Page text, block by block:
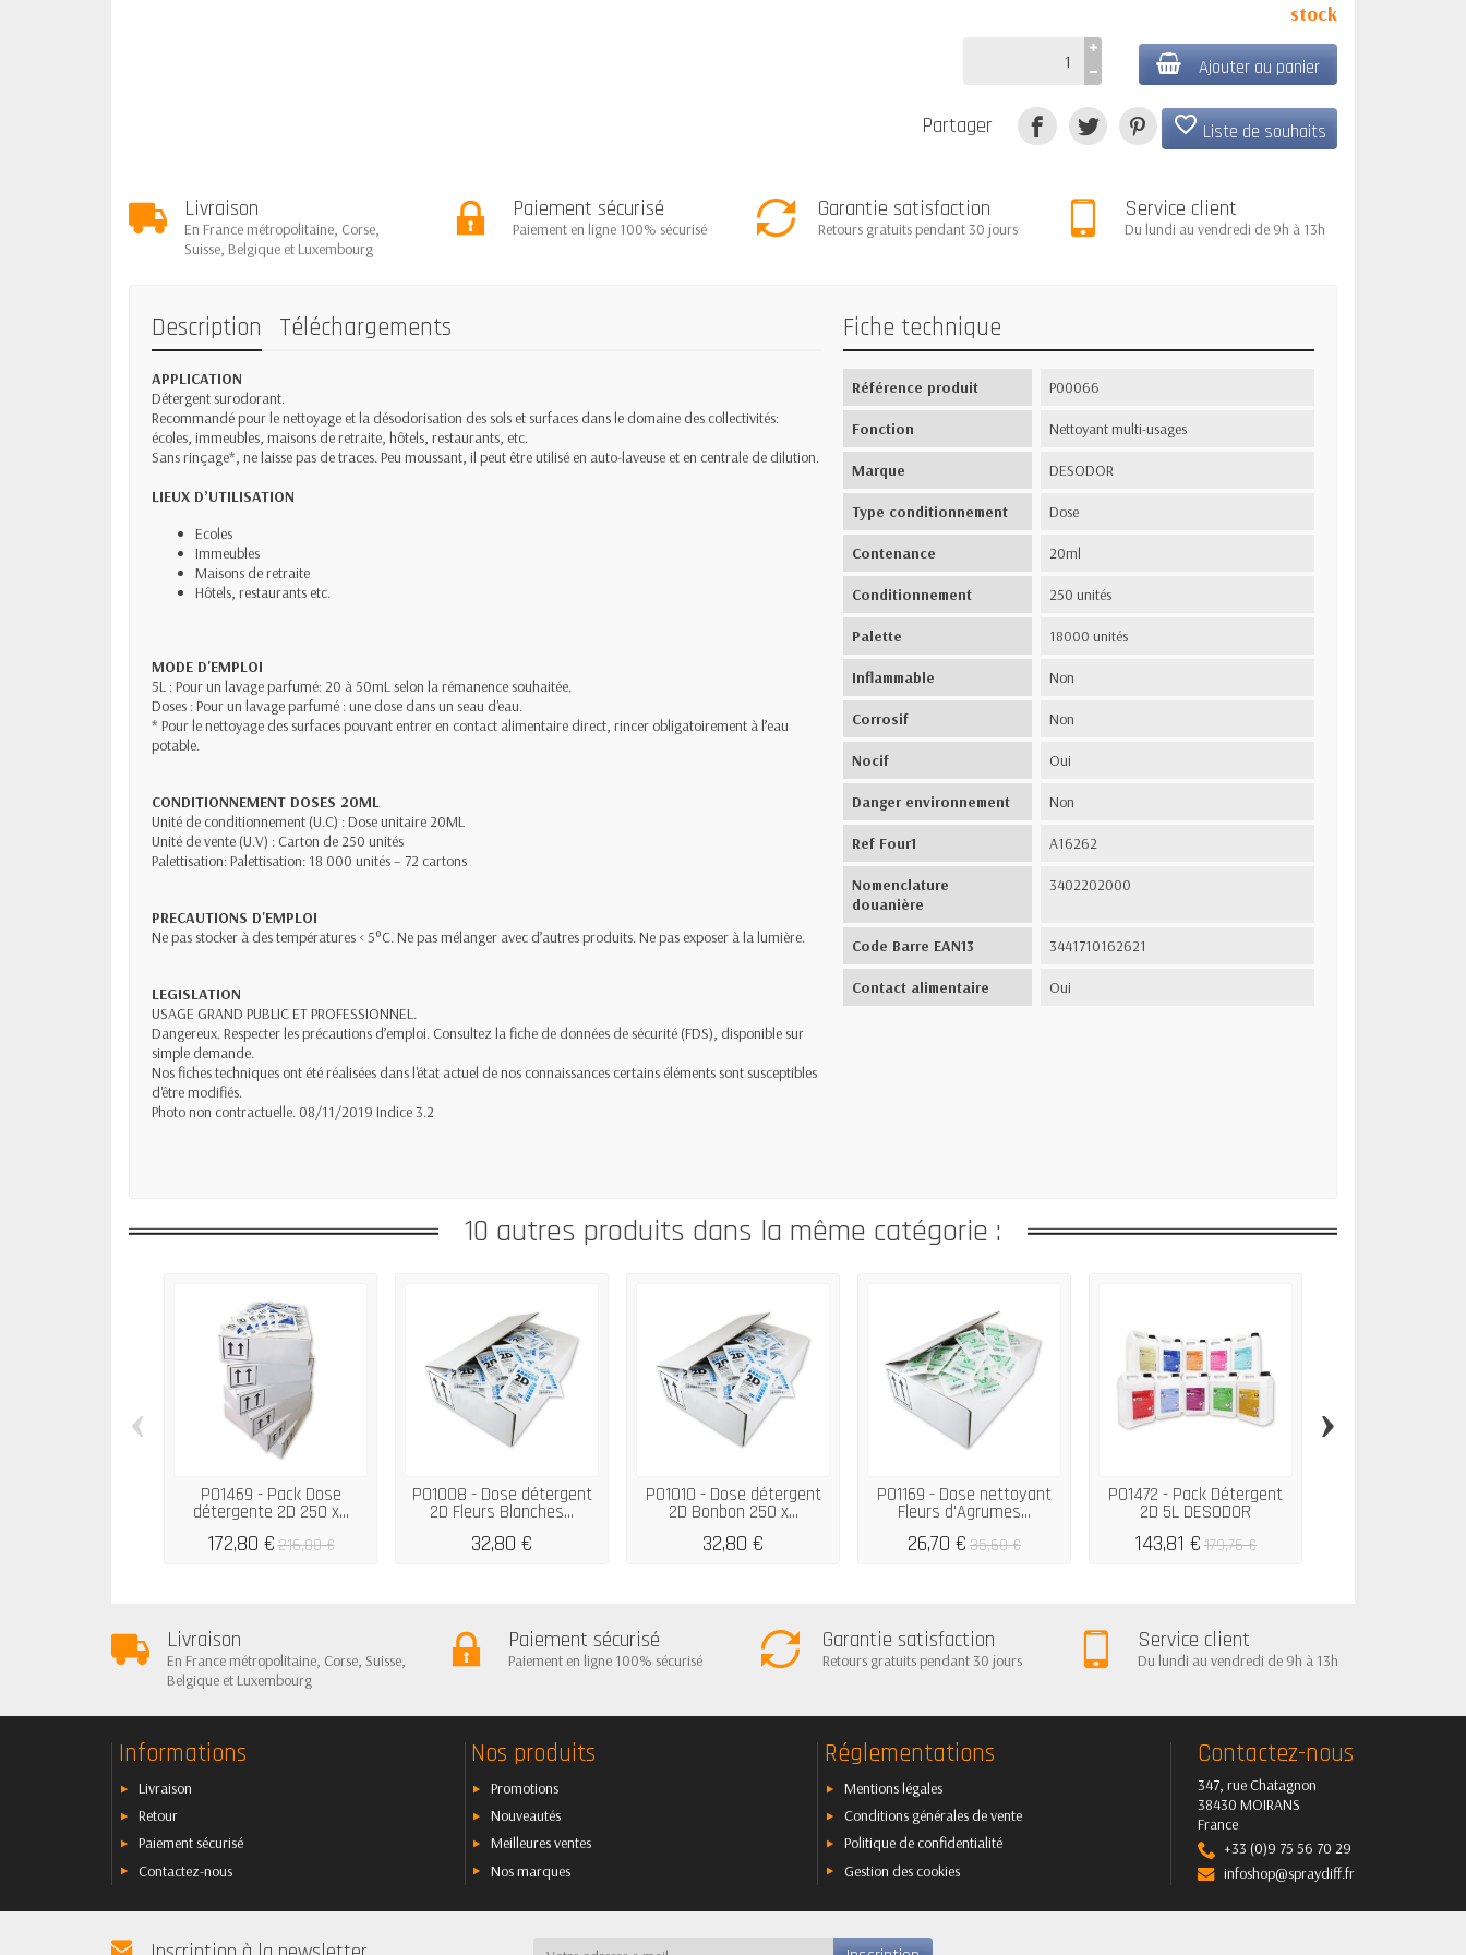
stock
Ajouter au panier
favorite_border Liste de souhaits
Partager
Livraison
En France métropolitaine, Corse,
Suisse, Belgique et Luxembourg
Paiement sécurisé
Paiement en ligne 100% sécurisé
Garantie satisfaction
Retours gratuits pendant 30 jours
Service client
Du lundi au vendredi de 9h à 13h
Description Téléchargements
APPLICATION
Détergent surodorant.
Recommandé pour le nettoyage et la désodorisation des sols et surfaces dans le domaine des collectivités:
écoles, immeubles, maisons de retraite, hôtels, restaurants, etc.
Sans rinçage*, ne laisse pas de traces. Peu moussant, il peut être utilisé en auto-laveuse et en centrale de dilution.
LIEUX D’UTILISATION
Ecoles
Immeubles
Maisons de retraite
Hôtels, restaurants etc.
MODE D'EMPLOI
5L : Pour un lavage parfumé: 20 à 50mL selon la rémanence souhaitée.
Doses : Pour un lavage parfumé : une dose dans un seau d'eau.
* Pour le nettoyage des surfaces pouvant entrer en contact alimentaire direct, rincer obligatoirement à l’eau
potable.
CONDITIONNEMENT DOSES 20ML
Unité de conditionnement (U.C) : Dose unitaire 20ML
Unité de vente (U.V) : Carton de 250 unités
Palettisation: Palettisation: 18 000 unités – 72 cartons
PRECAUTIONS D'EMPLOI
Ne pas stocker à des températures < 5°C. Ne pas mélanger avec d’autres produits. Ne pas exposer à la lumière.
LEGISLATION
USAGE GRAND PUBLIC ET PROFESSIONNEL.
Dangereux. Respecter les précautions d’emploi. Consultez la fiche de données de sécurité (FDS), disponible sur
simple demande.
Nos fiches techniques ont été réalisées dans l'état actuel de nos connaissances certains éléments sont susceptibles
d'être modifiés.
Photo non contractuelle. 08/11/2019 Indice 3.2
Fiche technique
Référence produit P00066
Fonction Nettoyant multi-usages
Marque DESODOR
Type conditionnement Dose
Contenance 20ml
Conditionnement 250 unités
Palette 18000 unités
Inflammable Non
Corrosif Non
Nocif Oui
Danger environnement Non
Ref Four1 A16262
Nomenclature
douanière
3402202000
Code Barre EAN13 3441710162621
Contact alimentaire Oui
10 autres produits dans la même catégorie :
P01469 - Pack Dose
détergente 2D 250 x...
172,80 €216,00 €
P01008 - Dose détergent
2D Fleurs Blanches...
32,80 €
P01010 - Dose détergent
2D Bonbon 250 x...
32,80 €
P01169 - Dose nettoyant
Fleurs d'Agrumes...
26,70 € 35,60 €
P01472 - Pack Détergent
2D 5L DESODOR
143,81 € 179,76 €
‹ ›
Livraison
En France métropolitaine, Corse, Suisse,
Belgique et Luxembourg
Paiement sécurisé
Paiement en ligne 100% sécurisé
Garantie satisfaction
Retours gratuits pendant 30 jours
Service client
Du lundi au vendredi de 9h à 13h
Informations
Livraison
Retour
Paiement sécurisé
Contactez-nous
Nos produits
Promotions
Nouveautés
Meilleures ventes
Nos marques
Réglementations
Mentions légales
Conditions générales de vente
Politique de confidentialité
Gestion des cookies
Contactez-nous
347, rue Chatagnon
38430 MOIRANS
France
+33 (0)9 75 56 70 29
infoshop@spraydiff.fr